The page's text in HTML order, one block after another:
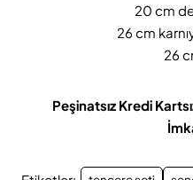
20 cm
26 cm
26
Peşinatsız Kredi